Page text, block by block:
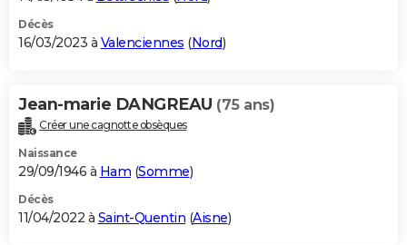
Décès
16/03/2023 à Valenciennes (Nord)
Jean-marie DANGREAU (75 ans)
Créer une cagnotte obsèques
Naissance
29/09/1946 à Ham (Somme)
Décès
11/04/2022 à Saint-Quentin (Aisne)